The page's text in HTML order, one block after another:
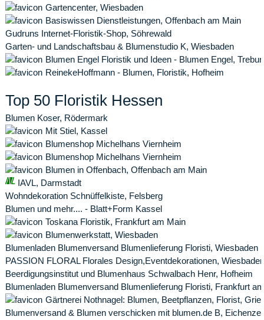
Gartencenter, Wiesbaden
Basiswissen Dienstleistungen, Offenbach am Main
Gudruns Internet-Floristik-Shop, Söhrewald
Garten- und Landschaftsbau & Blumenstudio K, Wiesbaden
Blumen Engel Floristik und Ideen - Blumen Engel, Trebur
ReinekeHoffmann - Blumen, Floristik, Hofheim
Top 50 Floristik Hessen
Blumen Koser, Rödermark
Mit Stiel, Kassel
Blumenshop Michelhans Viernheim
Blumenshop Michelhans Viernheim
Blumen in Offenbach, Offenbach am Main
IAVL, Darmstadt
Wohndekoration Schnüffelkiste, Felsberg
Blumen und mehr.... - Blatt+Form Kassel
Toskana Floristik, Frankfurt am Main
Blumenwerkstatt, Wiesbaden
Blumenladen Blumenversand Blumenlieferung Floristi, Wiesbaden
PASSION FLORAL Florales Design,Eventdekorationen, Wiesbaden
Beerdigungsinstitut und Blumenhaus Schwalbach Henr, Hofheim
Blumenladen Blumenversand Blumenlieferung Floristi, Frankfurt
Gärtnerei Nothnagel: Blumen, Beetpflanzen, Florist,
Blumenversand & Blumen verschicken mit blumen.de B, Eichenzell